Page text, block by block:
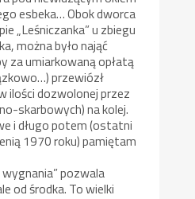
esbeka… Obok dworca
„Leśniczanka” u zbiegu
można było nająć
za umiarkowaną opłatą
przewiózł
ilości dozwolonej przez
skarbowych) na kolej.
i długo potem (ostatni
1970 roku) pamiętam
pozwala
od środka. To wielki